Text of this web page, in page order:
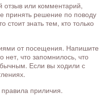
отзыв или комментарий,
решение по поводу
стоит знать тем, кто только
от посещения. Напишите
нет, что запомнилось, что
Если вы ходили с
приличия.